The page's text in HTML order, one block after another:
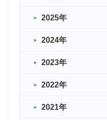
2025年
2024年
2023年
2022年
2021年